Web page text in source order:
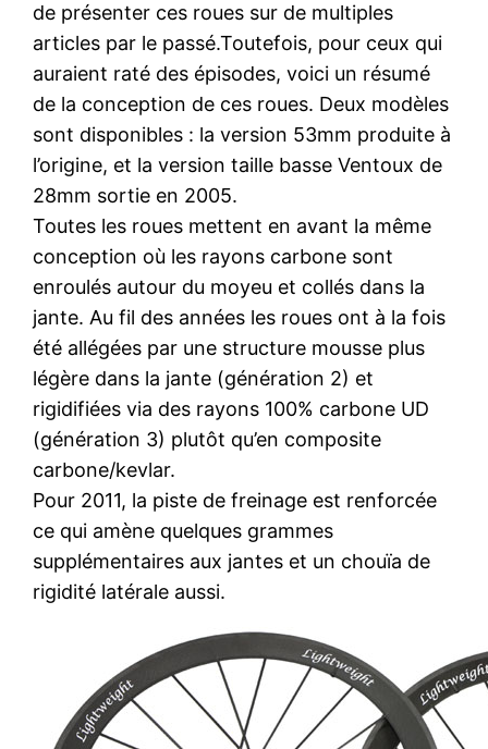
de présenter ces roues sur de multiples
articles par le passé.Toutefois, pour ceux qui
auraient raté des épisodes, voici un résumé
de la conception de ces roues. Deux modèles
sont disponibles : la version 53mm produite à
l’origine, et la version taille basse Ventoux de
28mm sortie en 2005.
Toutes les roues mettent en avant la même
conception où les rayons carbone sont
enroulés autour du moyeu et collés dans la
jante. Au fil des années les roues ont à la fois
été allégées par une structure mousse plus
légère dans la jante (génération 2) et
rigidifiées via des rayons 100% carbone UD
(génération 3) plutôt qu’en composite
carbone/kevlar.
Pour 2011, la piste de freinage est renforcée
ce qui amène quelques grammes
supplémentaires aux jantes et un chouïa de
rigidité latérale aussi.